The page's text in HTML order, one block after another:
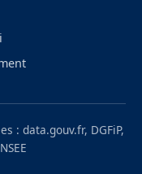
: data.gouv.fr, DGFiP,